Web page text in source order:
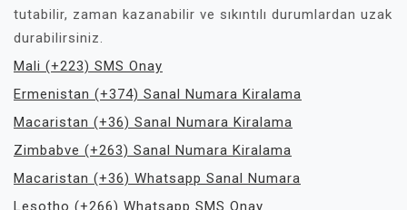
tutabilir, zaman kazanabilir ve sıkıntılı durumlardan uzak
durabilirsiniz.
Mali (+223) SMS Onay
Ermenistan (+374) Sanal Numara Kiralama
Macaristan (+36) Sanal Numara Kiralama
Zimbabve (+263) Sanal Numara Kiralama
Macaristan (+36) Whatsapp Sanal Numara
Lesotho (+266) Whatsapp SMS Onay